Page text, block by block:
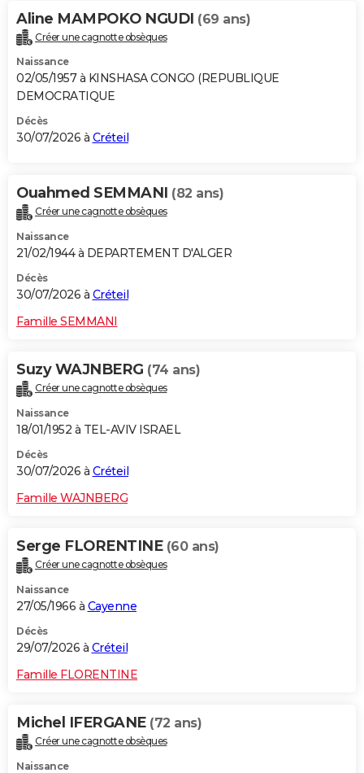
Aline MAMPOKO NGUDI (69 ans)
Créer une cagnotte obsèques
Naissance
02/05/1957 à KINSHASA CONGO (REPUBLIQUE
DEMOCRATIQUE
Décès
30/07/2026 à Créteil
Ouahmed SEMMANI (82 ans)
Créer une cagnotte obsèques
Naissance
21/02/1944 à DEPARTEMENT D'ALGER
Décès
30/07/2026 à Créteil
Famille SEMMANI
Suzy WAJNBERG (74 ans)
Créer une cagnotte obsèques
Naissance
18/01/1952 à TEL-AVIV ISRAEL
Décès
30/07/2026 à Créteil
Famille WAJNBERG
Serge FLORENTINE (60 ans)
Créer une cagnotte obsèques
Naissance
27/05/1966 à Cayenne
Décès
29/07/2026 à Créteil
Famille FLORENTINE
Michel IFERGANE (72 ans)
Créer une cagnotte obsèques
Naissance